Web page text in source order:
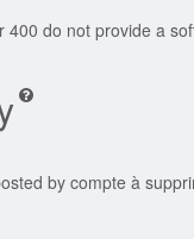
400 do not provide a
by compte à